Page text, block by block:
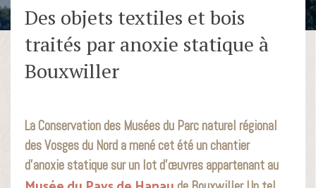
Des objets textiles et bois
traités par anoxie statique à
Bouxwiller
La Conservation des Musées du Parc naturel régional
des Vosges du Nord a mené cet été un chantier
d’anoxie statique sur un lot d’œuvres appartenant au